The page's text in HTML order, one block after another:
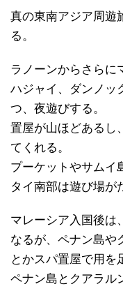
真の東南アジア周遊
る。
ラノーンからさらに
ハジャイ、ダンノッ
つ、夜遊びする。
置屋が山ほどあるし
てくれる。
プーケットやサムイ
タイ南部は遊び場が
マレーシア入国後は
なるが、ペナン島や
とかスパ置屋で用を
ペナン島とクアラル